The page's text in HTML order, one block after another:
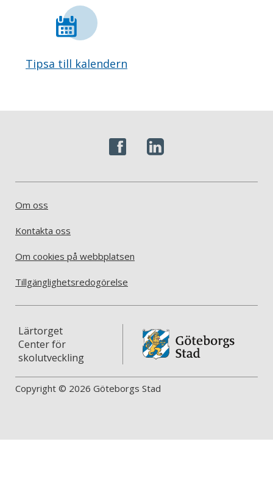
Tipsa till kalendern
Om oss
Kontakta oss
Om cookies på webbplatsen
Tillgänglighetsredogörelse
Lärtorget
Center för
skolutveckling
Copyright © 2026 Göteborgs Stad